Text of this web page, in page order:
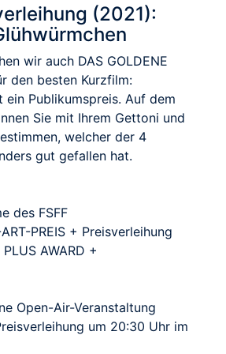
(2021):
wir auch DAS GOLDENE
den besten Kurzfilm:
ein Publikumspreis. Auf dem
Sie mit Ihrem Gettoni und
welcher der 4
gut gefallen hat.
des FSFF
PREIS + Preisverleihung
AWARD +
Open-Air-Veranstaltung
um 20:30 Uhr im